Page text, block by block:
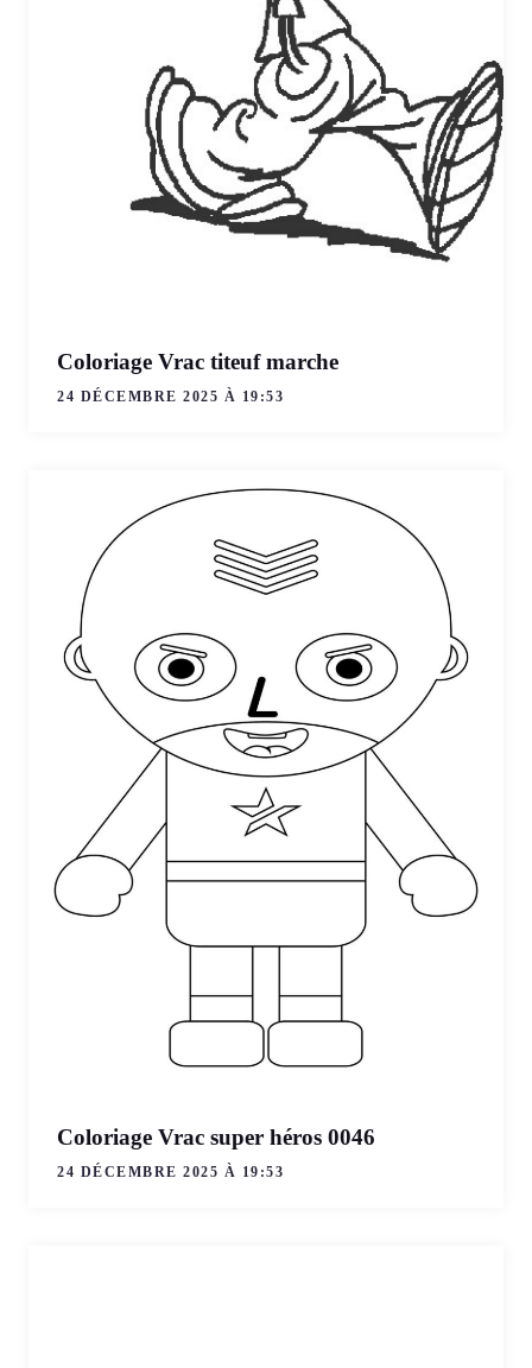
Coloriage Vrac titeuf marche
24 DÉCEMBRE 2025 À 19:53
Coloriage Vrac super héros 0046
24 DÉCEMBRE 2025 À 19:53